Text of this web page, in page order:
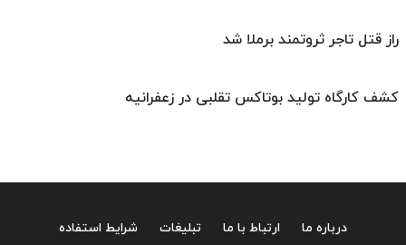
راز قتل تاجر ثروتمند برملا شد
کشف کارگاه تولید بوتاکس تقلبی در زعفرانیه
درباره ما ارتباط با ما تبلیغات
شرایط استفاده